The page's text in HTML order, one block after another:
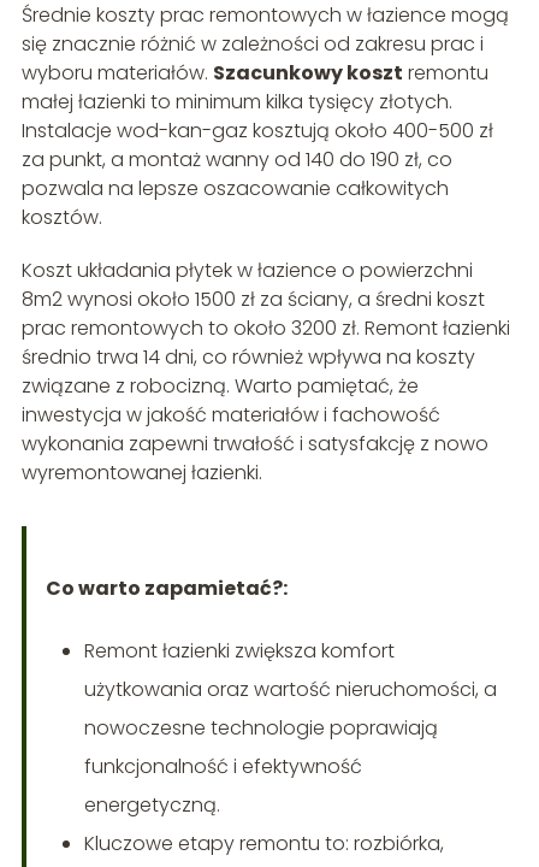
Średnie koszty prac remontowych w łazience mogą
się znacznie różnić w zależności od zakresu prac i
wyboru materiałów. Szacunkowy koszt remontu
małej łazienki to minimum kilka tysięcy złotych.
Instalacje wod-kan-gaz kosztują około 400-500 zł
za punkt, a montaż wanny od 140 do 190 zł, co
pozwala na lepsze oszacowanie całkowitych
kosztów.
Koszt układania płytek w łazience o powierzchni
8m2 wynosi około 1500 zł za ściany, a średni koszt
prac remontowych to około 3200 zł. Remont łazienki
średnio trwa 14 dni, co również wpływa na koszty
związane z robocizną. Warto pamiętać, że
inwestycja w jakość materiałów i fachowość
wykonania zapewni trwałość i satysfakcję z nowo
wyremontowanej łazienki.
Co warto zapamietać?:
Remont łazienki zwiększa komfort
użytkowania oraz wartość nieruchomości, a
nowoczesne technologie poprawiają
funkcjonalność i efektywność
energetyczną.
Kluczowe etapy remontu to: rozbiórka,